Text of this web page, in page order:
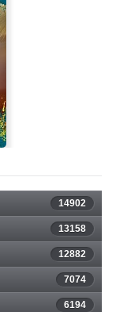
14902
13158
12882
7074
6194